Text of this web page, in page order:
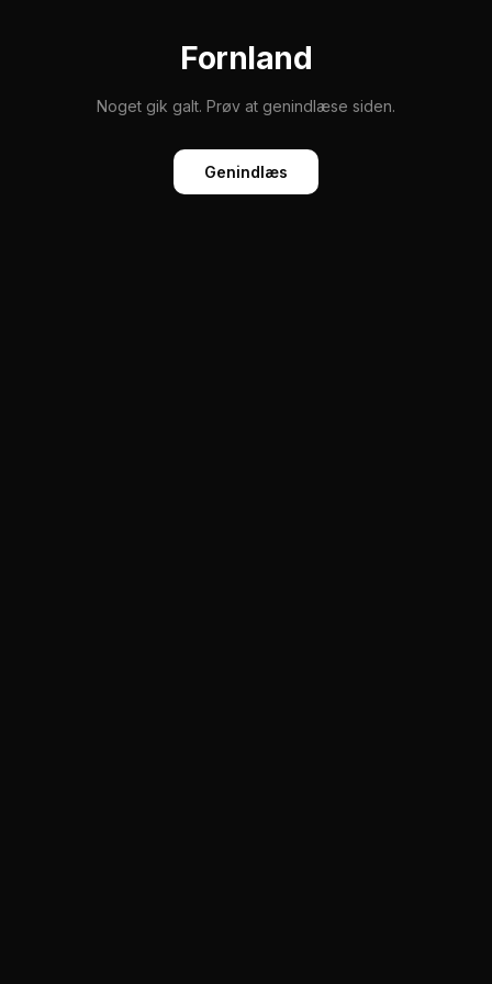
Fornland
Noget gik galt. Prøv at genindlæse siden.
Genindlæs